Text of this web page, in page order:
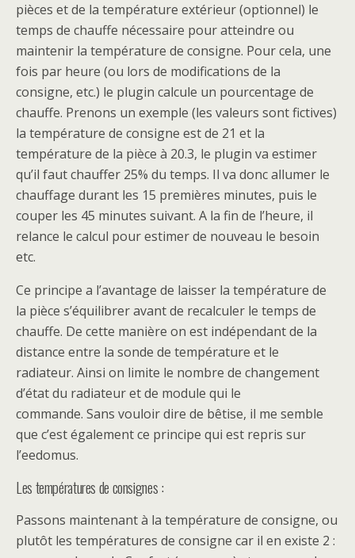
pièces et de la température extérieur (optionnel) le
temps de chauffe nécessaire pour atteindre ou
maintenir la température de consigne. Pour cela, une
fois par heure (ou lors de modifications de la
consigne, etc.) le plugin calcule un pourcentage de
chauffe. Prenons un exemple (les valeurs sont fictives)
la température de consigne est de 21 et la
température de la pièce à 20.3, le plugin va estimer
qu’il faut chauffer 25% du temps. Il va donc allumer le
chauffage durant les 15 premières minutes, puis le
couper les 45 minutes suivant. A la fin de l’heure, il
relance le calcul pour estimer de nouveau le besoin
etc.
Ce principe a l’avantage de laisser la température de
la pièce s’équilibrer avant de recalculer le temps de
chauffe. De cette manière on est indépendant de la
distance entre la sonde de température et le
radiateur. Ainsi on limite le nombre de changement
d’état du radiateur et de module qui le
commande. Sans vouloir dire de bêtise, il me semble
que c’est également ce principe qui est repris sur
l’eedomus.
Les températures de consignes :
Passons maintenant à la température de consigne, ou
plutôt les températures de consigne car il en existe 2 :